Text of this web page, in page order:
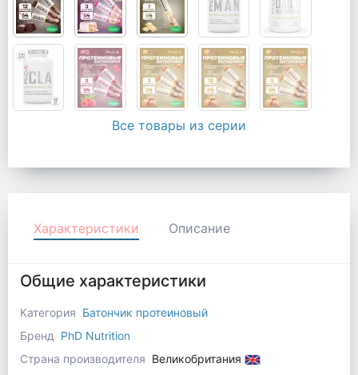
Все товары из серии
Характеристики Описание
Общие характеристики
Категория Батончик протеиновый
Бренд
PhD Nutrition
Страна производителя Великобритания